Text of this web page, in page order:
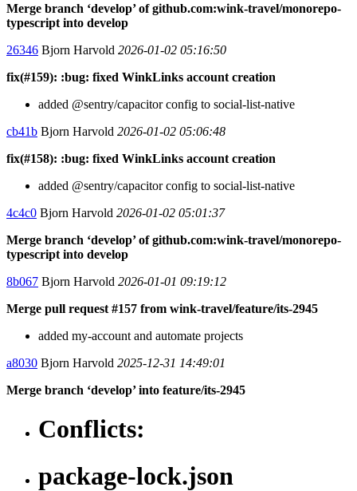
Merge branch ‘develop’ of github.com:wink-travel/monorepo-
typescript into develop
26346 Bjorn Harvold 2026-01-02 05:16:50
fix(#159): :bug: fixed WinkLinks account creation
added @sentry/capacitor config to social-list-native
cb41b Bjorn Harvold 2026-01-02 05:06:48
fix(#158): :bug: fixed WinkLinks account creation
added @sentry/capacitor config to social-list-native
4c4c0 Bjorn Harvold 2026-01-02 05:01:37
Merge branch ‘develop’ of github.com:wink-travel/monorepo-
typescript into develop
8b067 Bjorn Harvold 2026-01-01 09:19:12
Merge pull request #157 from wink-travel/feature/its-2945
added my-account and automate projects
a8030 Bjorn Harvold 2025-12-31 14:49:01
Merge branch ‘develop’ into feature/its-2945
Conflicts:
package-lock.json